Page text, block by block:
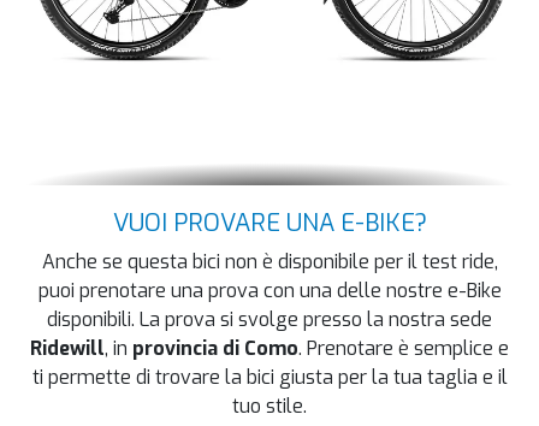
VUOI PROVARE UNA E-BIKE?
Anche se questa bici non è disponibile per il test ride,
puoi prenotare una prova con una delle nostre e-Bike
disponibili. La prova si svolge presso la nostra sede
Ridewill, in provincia di Como. Prenotare è semplice e
ti permette di trovare la bici giusta per la tua taglia e il
tuo stile.